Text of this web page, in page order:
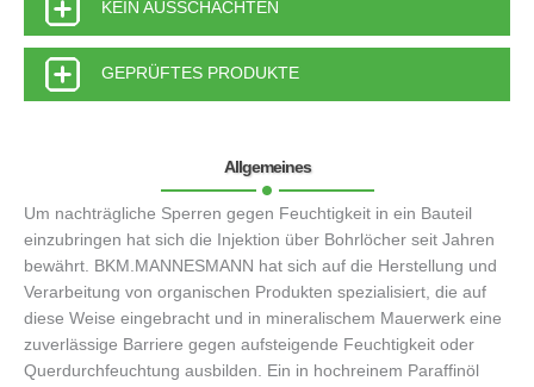
KEIN AUSSCHACHTEN
GEPRÜFTES PRODUKTE
Allgemeines
Um nachträgliche Sperren gegen Feuchtigkeit in ein Bauteil
einzubringen hat sich die Injektion über Bohrlöcher seit Jahren
bewährt. BKM.MANNESMANN hat sich auf die Herstellung und
Verarbeitung von organischen Produkten spezialisiert, die auf
diese Weise eingebracht und in mineralischem Mauerwerk eine
zuverlässige Barriere gegen aufsteigende Feuchtigkeit oder
Querdurchfeuchtung ausbilden. Ein in hochreinem Paraffinöl